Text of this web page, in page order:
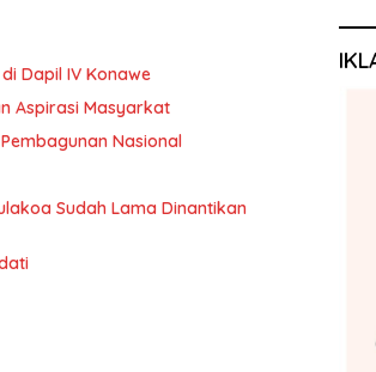
Dapil IV Konawe
Aspirasi Masyarkat
Nasional
Sudah Lama Dinantikan